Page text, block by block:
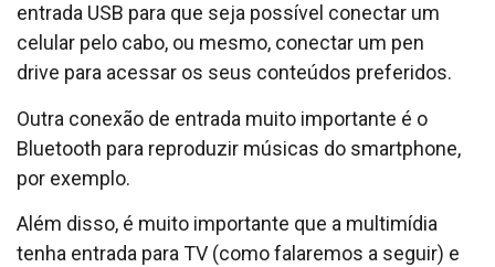
entrada USB para que seja possível conectar um
celular pelo cabo, ou mesmo, conectar um pen
drive para acessar os seus conteúdos preferidos.
Outra conexão de entrada muito importante é o
Bluetooth para reproduzir músicas do smartphone,
por exemplo.
Além disso, é muito importante que a multimídia
tenha entrada para TV (como falaremos a seguir) e